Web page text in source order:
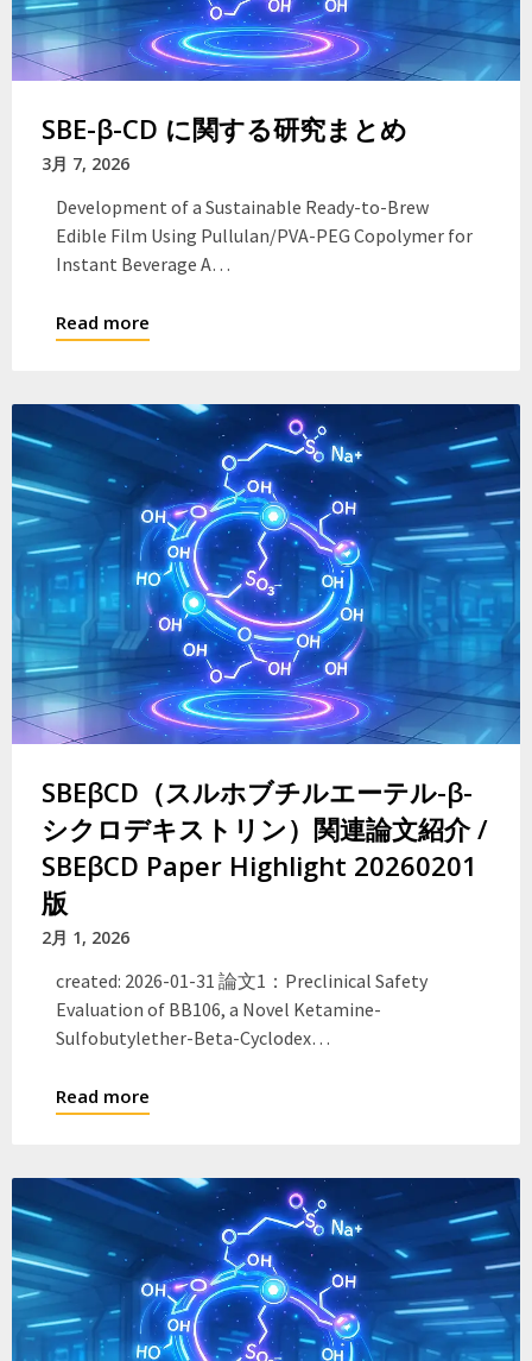
SBE-β-CD に関する研究まとめ
3月 7, 2026
Development of a Sustainable Ready-to-Brew
Edible Film Using Pullulan/PVA-PEG Copolymer for
Instant Beverage A…
Read more
SBEβCD（スルホブチルエーテル-β-
シクロデキストリン）関連論文紹介 /
SBEβCD Paper Highlight 20260201
版
2月 1, 2026
created: 2026-01-31 論文1：Preclinical Safety
Evaluation of BB106, a Novel Ketamine-
Sulfobutylether-Beta-Cyclodex…
Read more